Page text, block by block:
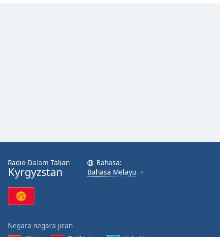
Radio Dalam Talian
Kyrgyzstan
Bahasa:
Bahasa Melayu
Negara-negara jiran